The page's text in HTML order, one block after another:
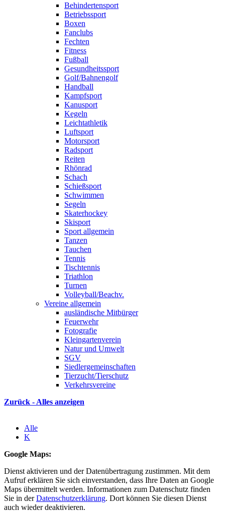
Behindertensport
Betriebssport
Boxen
Fanclubs
Fechten
Fitness
Fußball
Gesundheitssport
Golf/Bahnengolf
Handball
Kampfsport
Kanusport
Kegeln
Leichtathletik
Luftsport
Motorsport
Radsport
Reiten
Rhönrad
Schach
Schießsport
Schwimmen
Segeln
Skaterhockey
Skisport
Sport allgemein
Tanzen
Tauchen
Tennis
Tischtennis
Triathlon
Turnen
Volleyball/Beachv.
Vereine allgemein
ausländische Mitbürger
Feuerwehr
Fotografie
Kleingartenverein
Natur und Umwelt
SGV
Siedlergemeinschaften
Tierzucht/Tierschutz
Verkehrsvereine
Zurück - Alles anzeigen
Alle
K
Google Maps:
Dienst aktivieren und der Datenübertragung zustimmen. Mit dem
Aufruf erklären Sie sich einverstanden, dass Ihre Daten an Google
Maps übermittelt werden. Informationen zum Datenschutz finden
Sie in derDatenschutzerklärung. Dort können Sie diesen Dienst
auch wieder deaktivieren.